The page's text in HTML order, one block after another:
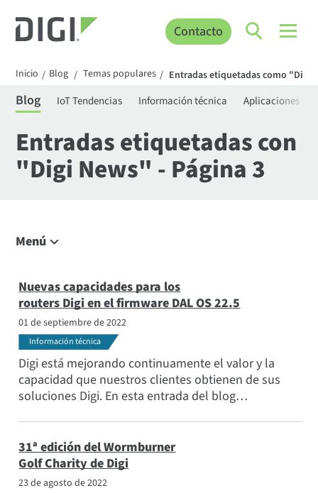
Contacto
Inicio / Blog / Temas populares / Entradas etiquetadas como "Digi
Blog IoT Tendencias Información técnica Aplicaciones
Entradas etiquetadas con
"Digi News" - Página 3
Menú
IoT Tendencias
Información técnica
Aplicaciones
Temas populares
Conozca al equipo
Suscríbase a
Nuevas capacidades para los
routers Digi en el firmware DAL OS 22.5
01 de septiembre de 2022
Información técnica
Digi está mejorando continuamente el valor y la
capacidad que nuestros clientes obtienen de sus
soluciones Digi. En esta entrada del blog
31ª edición del Wormburner
Golf Charity de Digi
23 de agosto de 2022